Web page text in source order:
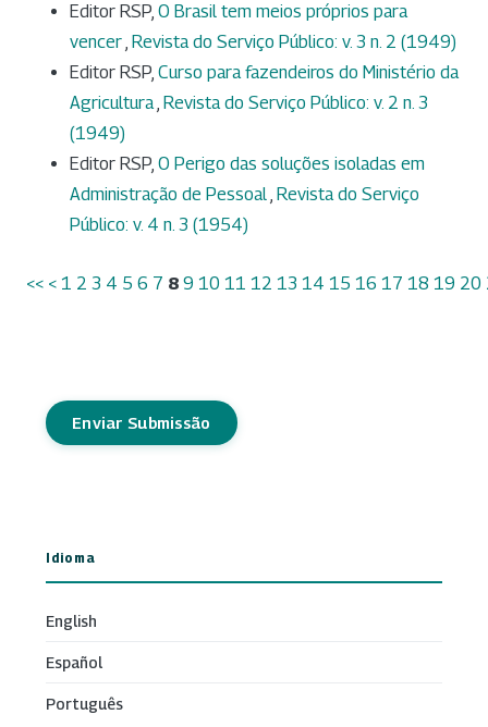
Editor RSP, O Brasil tem meios próprios para
vencer, Revista do Serviço Público: v. 3 n. 2 (1949)
Editor RSP, Curso para fazendeiros do Ministério da
Agricultura, Revista do Serviço Público: v. 2 n. 3
(1949)
Editor RSP, O Perigo das soluções isoladas em
Administração de Pessoal, Revista do Serviço
Público: v. 4 n. 3 (1954)
<< < 1 2 3 4 5 6 7 8 9 10 11 12 13 14 15 16 17 18 19 20
Enviar Submissão
Idioma
English
Español
Português